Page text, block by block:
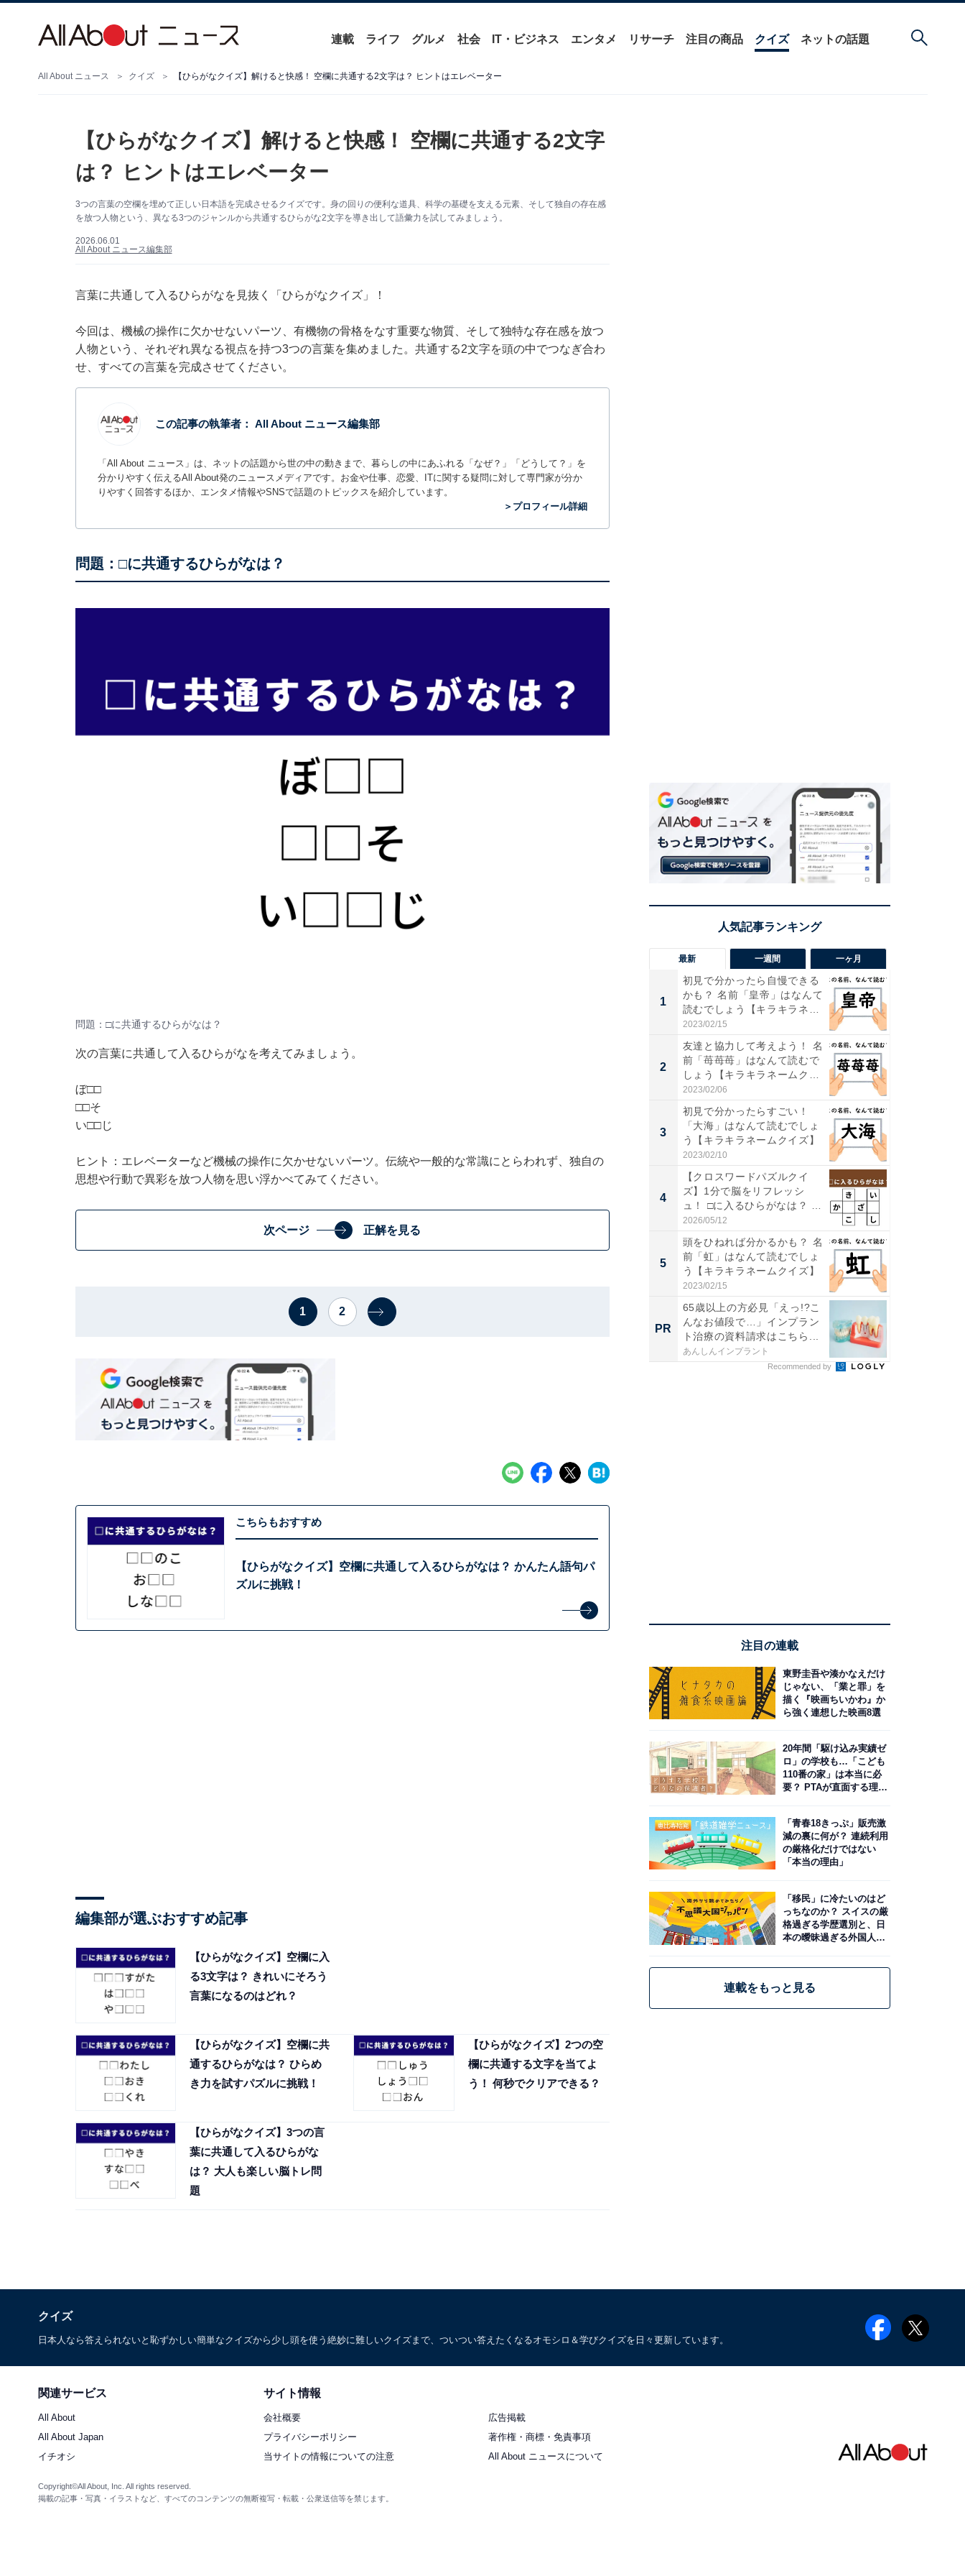
連載 ライフ グルメ 社会 IT・ビジネス エンタメ リサーチ 注目の商品 クイズ ネットの話題
All About ニュース クイズ 【ひらがなクイズ】解けると快感！ 空欄に共通する2文字は？ ヒントはエレベーター
【ひらがなクイズ】解けると快感！ 空欄に共通する2文字
は？ ヒントはエレベーター
3つの言葉の空欄を埋めて正しい日本語を完成させるクイズです。身の回りの便利な道具、科学の基礎を支える元素、そして独自の存在感
を放つ人物という、異なる3つのジャンルから共通するひらがな2文字を導き出して語彙力を試してみましょう。
2026.06.01
All About ニュース編集部
言葉に共通して入るひらがなを見抜く「ひらがなクイズ」！
今回は、機械の操作に欠かせないパーツ、有機物の骨格をなす重要な物質、そして独特な存在感を放つ
人物という、それぞれ異なる視点を持つ3つの言葉を集めました。共通する2文字を頭の中でつなぎ合わ
せ、すべての言葉を完成させてください。
この記事の執筆者： All About ニュース編集部
「All About ニュース」は、ネットの話題から世の中の動きまで、暮らしの中にあふれる「なぜ？」「どうして？」を
分かりやすく伝えるAll About発のニュースメディアです。お金や仕事、恋愛、ITに関する疑問に対して専門家が分か
りやすく回答するほか、エンタメ情報やSNSで話題のトピックスを紹介しています。
＞プロフィール詳細
問題：□に共通するひらがなは？
問題：□に共通するひらがなは？
次の言葉に共通して入るひらがなを考えてみましょう。
ぼ□□
□□そ
い□□じ
ヒント：エレベーターなど機械の操作に欠かせないパーツ。伝統や一般的な常識にとらわれず、独自の
思想や行動で異彩を放つ人物を思い浮かべてみてください。
次ページ 正解を見る
1 2
こちらもおすすめ
【ひらがなクイズ】空欄に共通して入るひらがなは？ かんたん語句パ
ズルに挑戦！
編集部が選ぶおすすめ記事
【ひらがなクイズ】空欄に入
る3文字は？ きれいにそろう
言葉になるのはどれ？
【ひらがなクイズ】空欄に共
通するひらがなは？ ひらめ
き力を試すパズルに挑戦！
【ひらがなクイズ】2つの空
欄に共通する文字を当てよ
う！ 何秒でクリアできる？
【ひらがなクイズ】3つの言
葉に共通して入るひらがな
は？ 大人も楽しい脳トレ問
題
最新 一週間 一ヶ月
1
初見で分かったら自慢できる
かも？ 名前「皇帝」はなんて
読むでしょう【キラキラネ
ー...
2023/02/15
2
友達と協力して考えよう！ 名
前「苺苺苺」はなんて読むで
しょう【キラキラネームク
イ...
2023/02/06
3
初見で分かったらすごい！
「大海」はなんて読むでしょ
う【キラキラネームクイズ】
2023/02/10
4
【クロスワードパズルクイ
ズ】1分で脳をリフレッシ
ュ！ □に入るひらがなは？ 歴
史...
2026/05/12
5
頭をひねれば分かるかも？ 名
前「虹」はなんて読むでしょ
う【キラキラネームクイズ】
2023/02/15
PR
65歳以上の方必見「えっ!?こ
んなお値段で…」インプラン
ト治療の資料請求はこちら...
あんしんインプラント
Recommended by
注目の連載
東野圭吾や湊かなえだけ
じゃない、「業と罪」を
描く『映画ちいかわ』か
ら強く連想した映画8選
20年間「駆け込み実績ゼ
ロ」の学校も…「こども
110番の家」は本当に必
要？ PTAが直面する理想
「青春18きっぷ」販売激
減の裏に何が？ 連続利用
の厳格化だけではない
「本当の理由」
「移民」に冷たいのはど
っちなのか？ スイスの厳
格過ぎる学歴選別と、日
本の曖昧過ぎる外国人政
連載をもっと見る
クイズ
日本人なら答えられないと恥ずかしい簡単なクイズから少し頭を使う絶妙に難しいクイズまで、ついつい答えたくなるオモシロ＆学びクイズを日々更新しています。
関連サービス
All About
All About Japan
イチオシ
サイト情報
会社概要
広告掲載
プライバシーポリシー
著作権・商標・免責事項
当サイトの情報についての注意
All About ニュースについて
Copyright©All About, Inc. All rights reserved.
掲載の記事・写真・イラストなど、すべてのコンテンツの無断複写・転載・公衆送信等を禁じます。